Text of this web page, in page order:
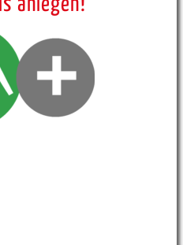
anlegen!